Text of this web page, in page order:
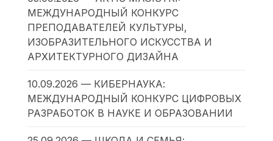
МЕЖДУНАРОДНЫЙ КОНКУРС
ПРЕПОДАВАТЕЛЕЙ КУЛЬТУРЫ,
ИЗОБРАЗИТЕЛЬНОГО ИСКУССТВА И
АРХИТЕКТУРНОГО ДИЗАЙНА
10.09.2026 — КИБЕРНАУКА:
МЕЖДУНАРОДНЫЙ КОНКУРС ЦИФРОВЫХ
РАЗРАБОТОК В НАУКЕ И ОБРАЗОВАНИИ